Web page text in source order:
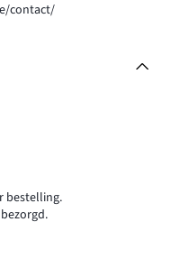
contact/
bestelling.